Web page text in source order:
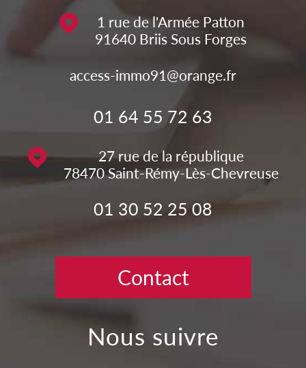
1 rue de l'Armée Patton
91640 Briis Sous Forges
access-immo91@orange.fr
01 64 55 72 63
27 rue de la république
78470 Saint-Rémy-Lès-Chevreuse
01 30 52 25 08
Contact
nous suivre